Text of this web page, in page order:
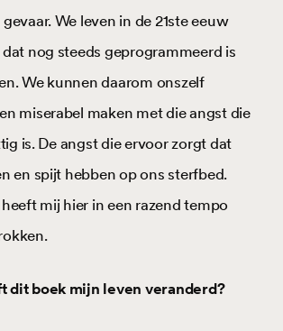
We leven in de 21ste eeuw
nog steeds geprogrammeerd is
We kunnen daarom onszelf
miserabel maken met die angst die
is. De angst die ervoor zorgt dat
en spijt hebben op ons sterfbed.
mij hier in een razend tempo
dit boek mijn leven veranderd?